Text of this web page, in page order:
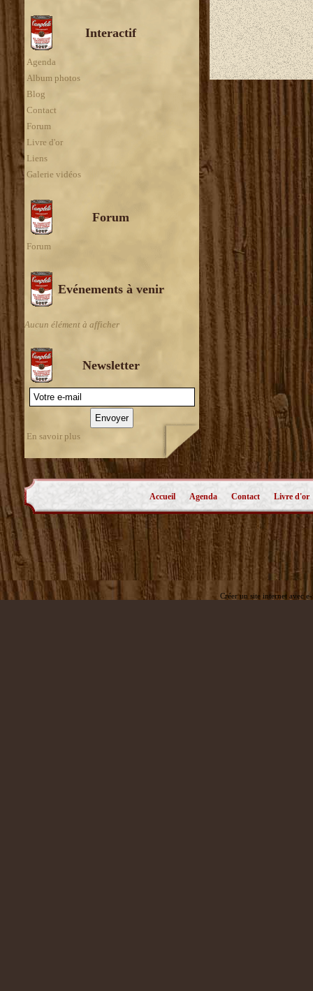
Interactif
Agenda
Album photos
Blog
Contact
Forum
Livre d'or
Liens
Galerie vidéos
Forum
Forum
Evénements à venir
Aucun élément à afficher
Newsletter
En savoir plus
Accueil Agenda Contact Livre d'or
Créer un site internet avec